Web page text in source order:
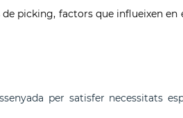
picking, factors que influeixen en
per satisfer necessitats